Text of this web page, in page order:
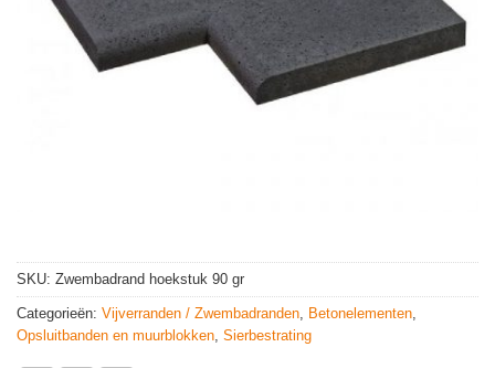
SKU: Zwembadrand hoekstuk 90 gr
Categorieën: Vijverranden / Zwembadranden Betonelementen
Opsluitbanden en muurblokken Sierbestrating